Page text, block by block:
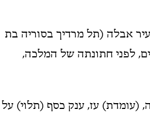
אבלה (תל מרדיך בסוריה בת
לפני חתונתה של המלכה,
(עומדת) עז, ענק כסף (תלוי) על